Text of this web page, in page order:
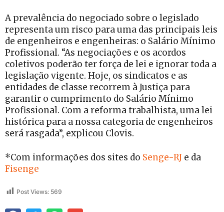
A prevalência do negociado sobre o legislado
representa um risco para uma das principais leis
de engenheiros e engenheiras: o Salário Mínimo
Profissional. “As negociações e os acordos
coletivos poderão ter força de lei e ignorar toda a
legislação vigente. Hoje, os sindicatos e as
entidades de classe recorrem à Justiça para
garantir o cumprimento do Salário Mínimo
Profissional. Com a reforma trabalhista, uma lei
histórica para a nossa categoria de engenheiros
será rasgada”, explicou Clovis.
*Com informações dos sites do Senge-RJ e da
Fisenge
Post Views: 569